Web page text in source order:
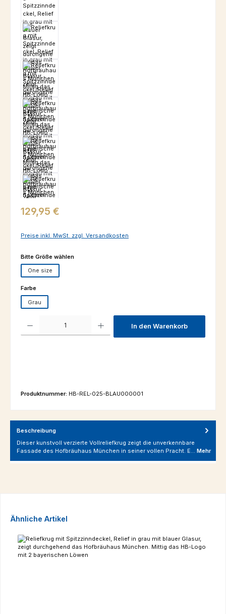
Regulärer Preis:
129,95 €
Preise inkl. MwSt. zzgl. Versandkosten
Bitte Größe wählenauswählen
One size
Farbeauswählen
Grau
In den Warenkorb
Produktnummer: HB-REL-025-BLAU000001
Beschreibung
Dieser kunstvoll verzierte Vollreliefkrug zeigt die unverkennbare
Fassade des Hofbräuhaus München in seiner vollen Pracht. E… Mehr
Produktgalerie überspringen
Ähnliche Artikel